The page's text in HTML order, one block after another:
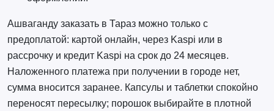
Ашваганду заказать в Тараз можно только с
предоплатой: картой онлайн, через Kaspi или в
рассрочку и кредит Kaspi на срок до 24 месяцев.
Наложенного платежа при получении в городе нет,
сумма вносится заранее. Капсулы и таблетки спокойно
переносят пересылку; порошок выбирайте в плотной